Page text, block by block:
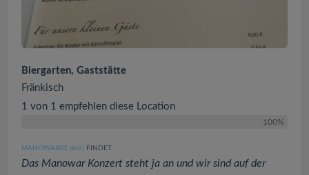
Biergarten, Gaststätte
Fränkisch
1 von 1 empfehlen diese Location
100%
MANOWAR02 (864 ) FINDET:
Das Manowar Konzert steht ja an und wir sind auf der